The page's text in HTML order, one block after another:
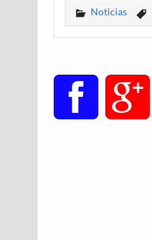
Noticias